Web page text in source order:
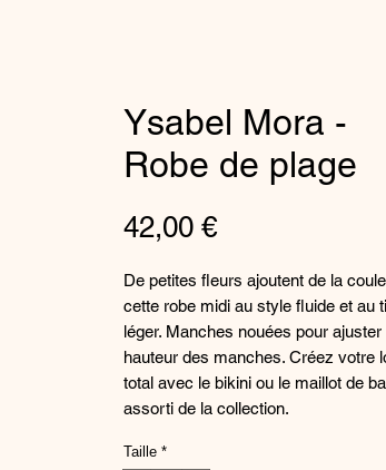
Ysabel Mora -
Robe de plage
42,00 €Prix
De petites fleurs ajoutent de la
cette robe midi au style fluide et au
léger. Manches nouées pour ajuster
hauteur des manches. Créez votre
total avec le bikini ou le maillot de
assorti de la collection.
Coposition : 95% Viscose 5%
Taille *